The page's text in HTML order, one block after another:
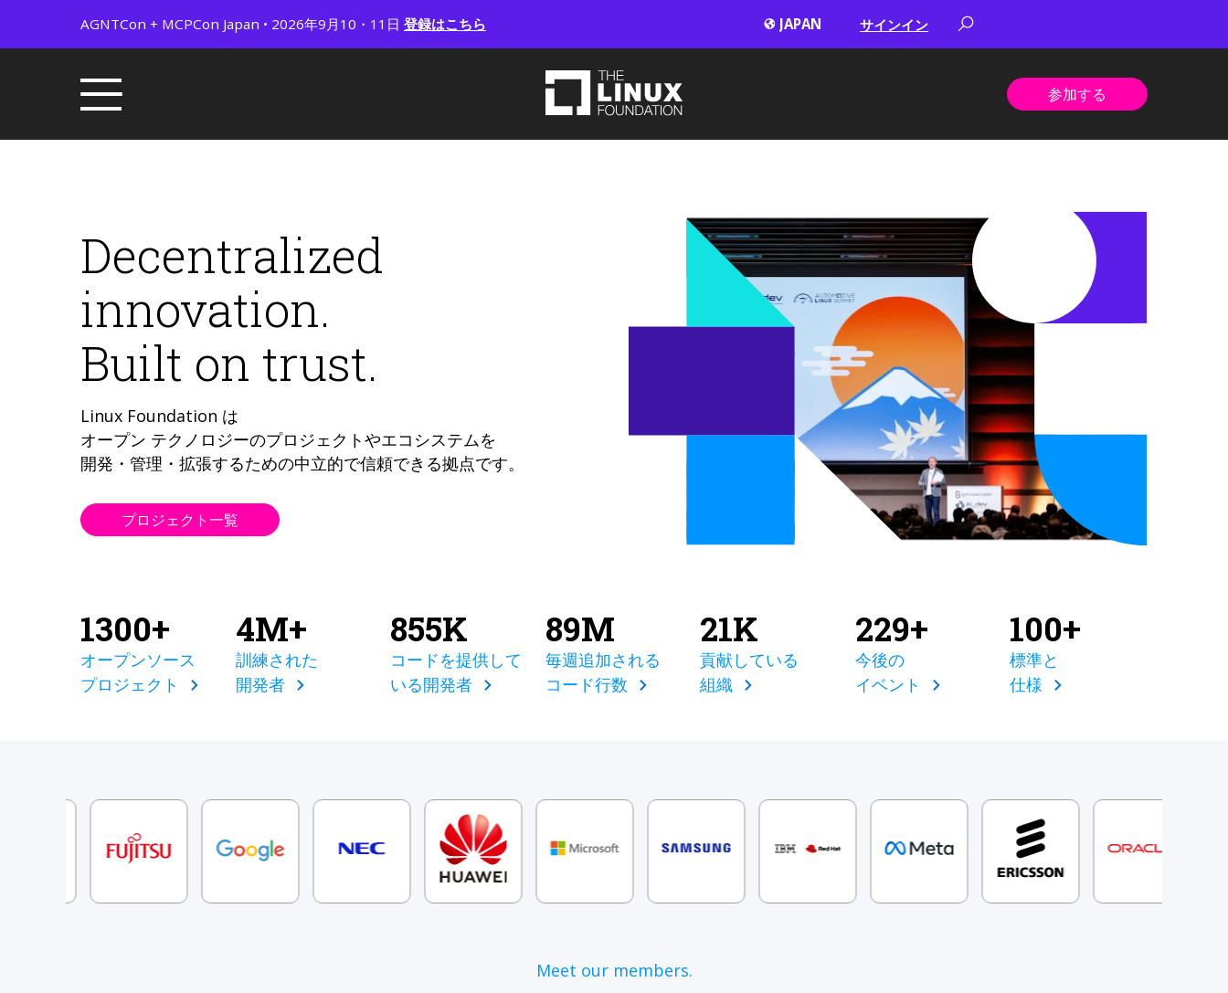
AGNTCon + MCPCon Japan • 2026年9月10・11日 登録はこちら サインイン
参加する
Decentralized
innovation.
Built on trust.
Linux Foundation は
オープン テクノロジーのプロジェクトやエコシステムを
開発・管理・拡張するための中立的で信頼できる拠点です。
プロジェクト一覧
1300+
オープンソース
プロジェクト
4M+
訓練された
開発者
855K
コードを提供して
いる開発者
89M
毎週追加される
コード行数
21K
貢献している
組織
229+
今後の
イベント
100+
標準と
仕様
Meet our members.